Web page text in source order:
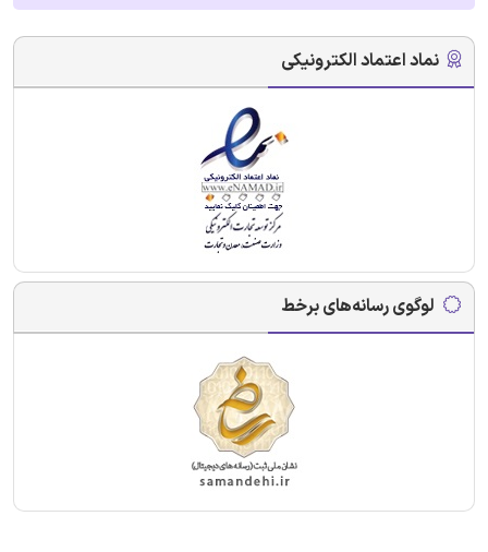
نماد اعتماد الکترونیکی
لوگوی رسانه‌های برخط